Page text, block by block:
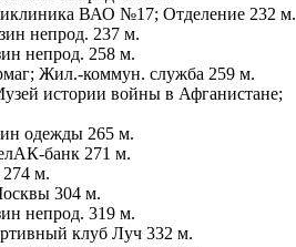
ВАО №17; Отделение 232 м.
непрод. 237 м.
непрод. 258 м.
Жил.-коммун. служба 259 м.
истории войны в Афганистане;
одежды 265 м.
банк 271 м.
м.
304 м.
непрод. 319 м.
клуб Луч 332 м.